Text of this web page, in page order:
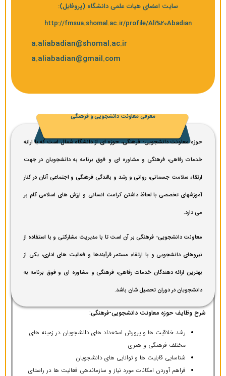
سایت اعضای هیات علمی دانشگاه (پروفایل):
http://fmsua.shomal.ac.ir/profile/Ali%20Abadian
a.aliabadian@shomal.ac.ir
a.aliabadian@gmail.com
معرفی معاونت دانشجویی و فرهنگی
حوزه معاونت دانشجویی- فرهنگی، حوزه ای از دانشگاه شمال است که با ارائه
خدمات رفاهی، فرهنگی و مشاوره ای و فوق برنامه به دانشجویان در جهت
ارتقاء سلامت جسمانی، روانی و رشد و بالندگی فرهنگی و اجتماعی آنان در کنار
آموزشهای تخصصی با لحاظ داشتن کرامت انسانی و ارزش های اسلامی گام بر
می دارد.
معاونت دانشجویی- فرهنگی بر آن است تا با مدیریت مشارکتی و با استفاده از
نیروهای دانشجویی و با ارتقاء مستمر فرآیندها و فعالیت های اداری، یکی از
بهترین ارائه دهندگان خدمات رفاهی، فرهنگی و مشاوره ای و فوق برنامه به
دانشجویان در دوران تحصیل شان باشد.
شرح وظایف حوزه معاونت دانشجویی-فرهنگی:
رشد خلاقیت ها و پرورش استعداد های دانشجویان در زمینه های
مختلف فرهنگی و هنری
شناسایی قابلیت ها و توانایی های دانشجویان
فراهم آوردن امکانات مورد نیاز و سازماندهی فعالیت ها در راستای